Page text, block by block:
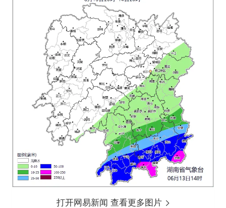
打开网易新闻 查看更多图片